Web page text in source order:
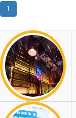
1